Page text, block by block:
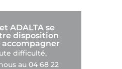
ADALTA se
disposition
accompagner
difficulté,
au 04 68 22